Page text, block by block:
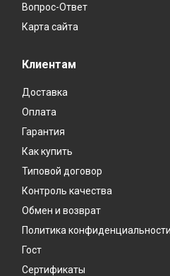
Вопрос-Ответ
Карта сайта
Клиентам
Доставка
Оплата
Гарантия
Как купить
Типовой договор
Контроль качества
Обмен и возврат
Политика конфиденциальности
Гост
Сертификаты